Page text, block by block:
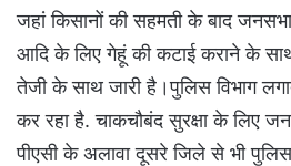
जहां किसानों की सहमती के बाद
आदि के लिए गेहूं की कटाई कराने के
तेजी के साथ जारी है।पुलिस विभाग
कर रहा है. चाकचौबंद सुरक्षा के लिए
पीएसी के अलावा दूसरे जिले से भी